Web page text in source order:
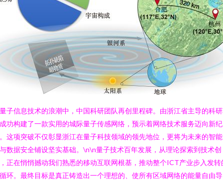
子信息技术的浪潮中，中国科研团队再创里程碑。由浙江省主导的科
功构建了一款实用的城际量子传感网络，预示着网络技术服务迈向新纪
这项突破不仅彰显浙江在量子科技领域的领先地位，更将为未来的智
数据安全铺设坚实基础。\n\n量子技术百年发展，从理论探索到技术创
正在悄悄撼动我们熟悉的移动互联网根基，推动整个ICT产业步入发转
环。最终目标是真正铸造出一个理想的、使所有区域网络的能量自由